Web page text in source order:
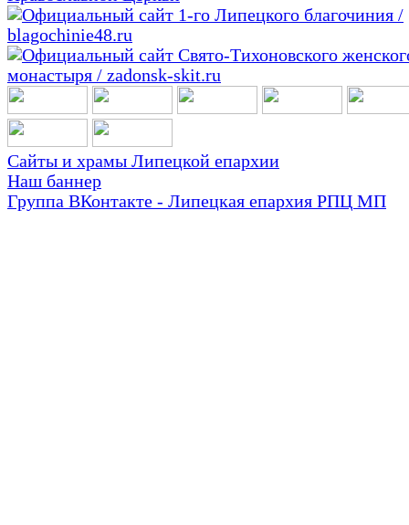
Сайты и храмы Липецкой епархии
Наш баннер
Группа ВКонтакте - Липецкая епархия РПЦ МП